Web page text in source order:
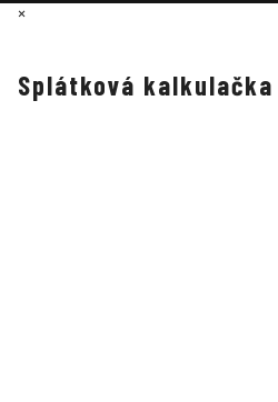
×
Splátková kalkulačka